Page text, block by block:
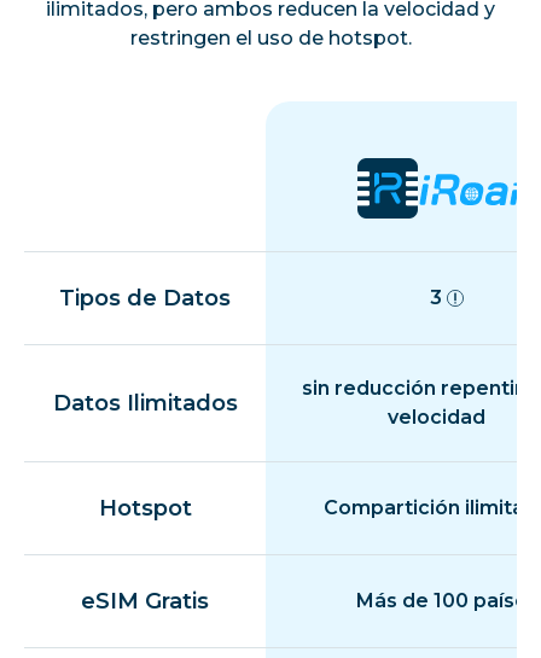
ilimitados, pero ambos reducen la velocidad y
restringen el uso de hotspot.
Tipos de Datos 3
Datos Ilimitados
sin reducción
velocidad
Hotspot Compartición
eSIM Gratis Más de 100 países